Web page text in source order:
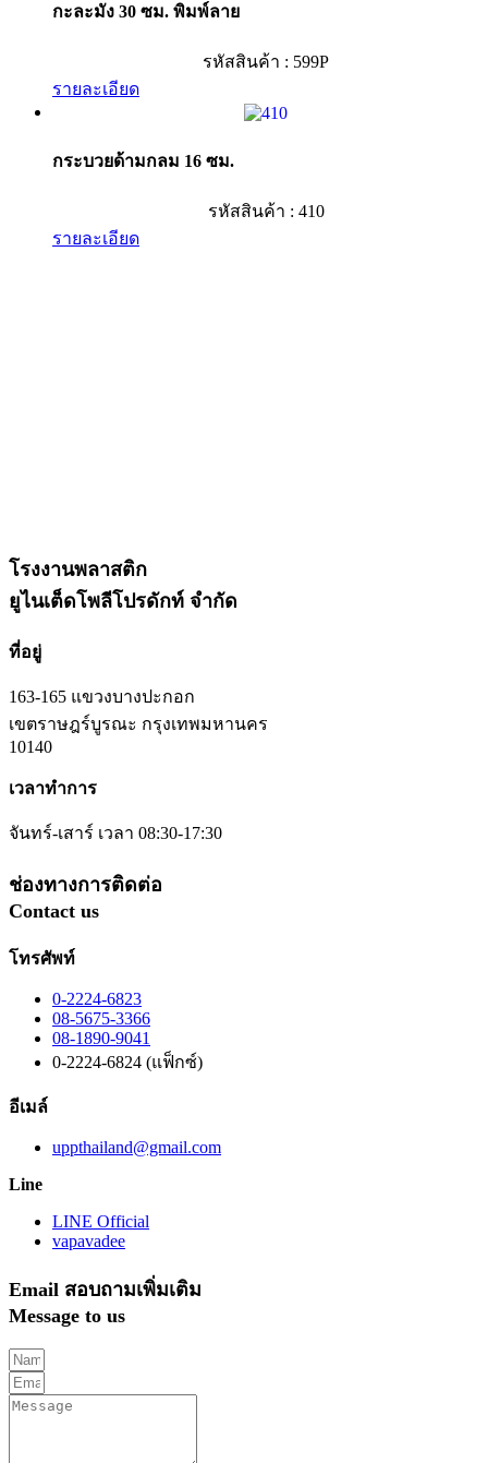
กะละมัง 30 ซม. พิมพ์ลาย
รหัสสินค้า : 599P
รายละเอียด
กระบวยด้ามกลม 16 ซม.
รหัสสินค้า : 410
รายละเอียด
โรงงานพลาสติก
ยูไนเต็ดโพลีโปรดักท์ จำกัด
ที่อยู่
163-165 แขวงบางปะกอก
เขตราษฎร์บูรณะ กรุงเทพมหานคร
10140
เวลาทำการ
จันทร์-เสาร์ เวลา 08:30-17:30
ช่องทางการติดต่อ
Contact us
โทรศัพท์
0-2224-6823
08-5675-3366
08-1890-9041
0-2224-6824 (แฟ็กซ์)
อีเมล์
uppthailand@gmail.com
Line
LINE Official
vapavadee
Email สอบถามเพิ่มเติม
Message to us